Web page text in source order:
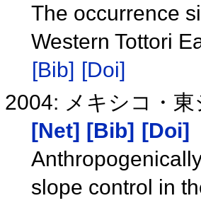
The occurrence
Western Tottori
[Bib] [Doi]
2004: メキシコ・
[Net] [Bib] [Doi]
slope control in